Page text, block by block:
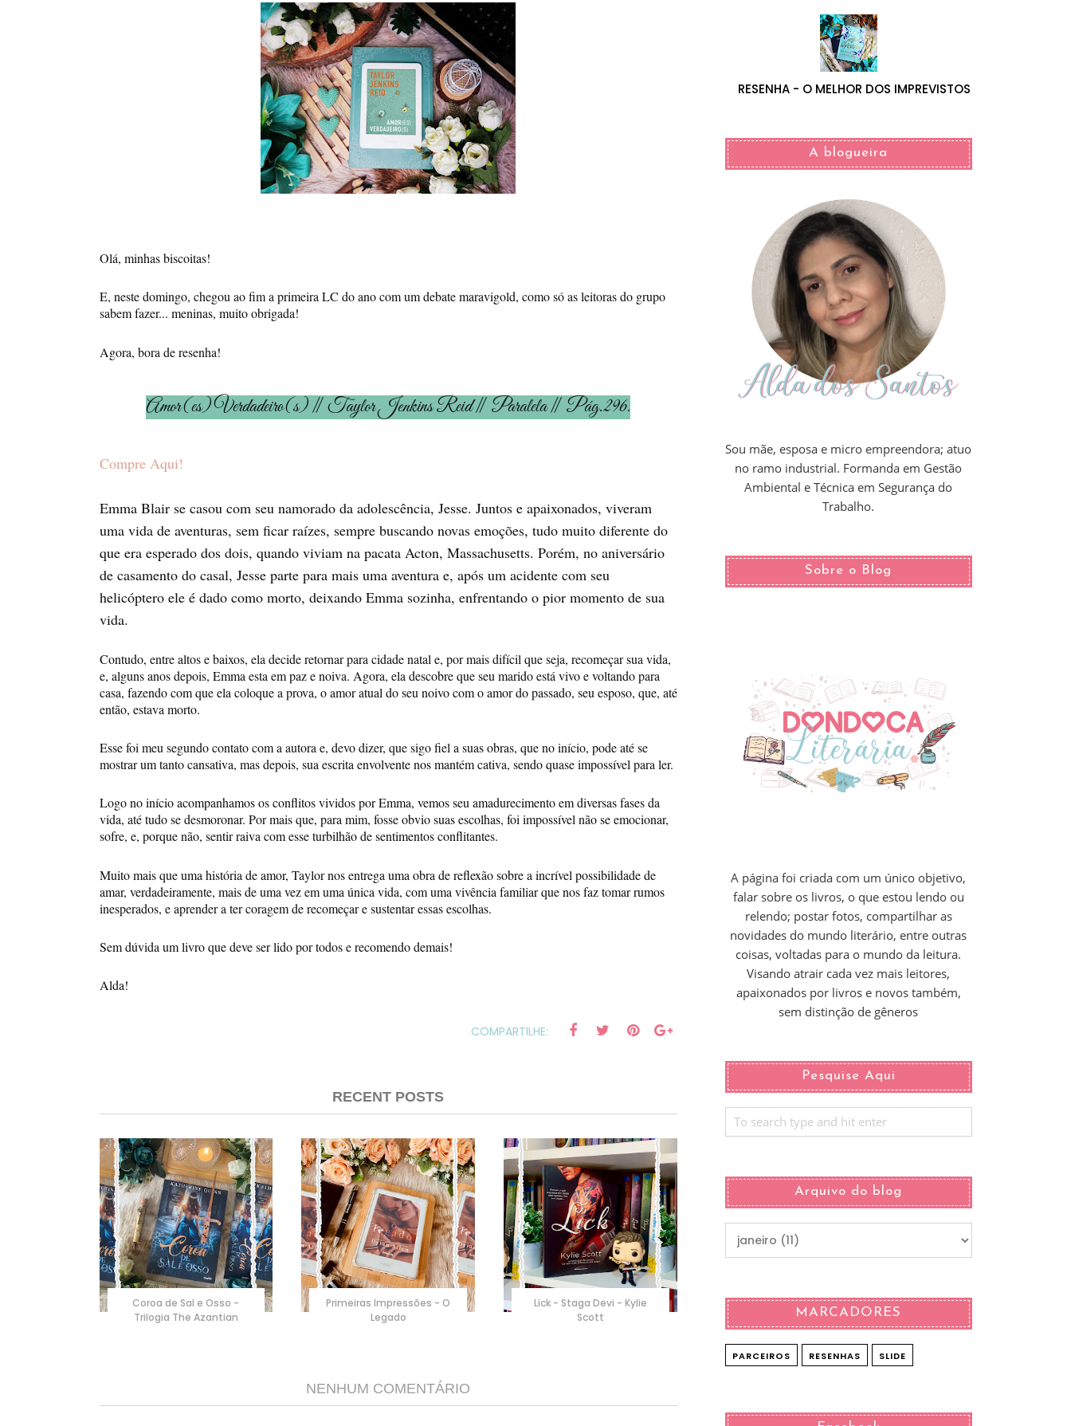
Olá, minhas biscoitas!
E, neste domingo, chegou ao fim a primeira LC do ano com um debate maravigold, como só as leitoras do grupo
sabem fazer... meninas, muito obrigada!
Agora, bora de resenha!
Amor(es) Verdadeiro(s) ǁ Taylor Jenkins Reid ǁ Paralela ǁ Pág.296.
Compre Aqui!
Emma Blair se casou com seu namorado da adolescência, Jesse. Juntos e apaixonados, viveram
uma vida de aventuras, sem ficar raízes, sempre buscando novas emoções, tudo muito diferente do
que era esperado dos dois, quando viviam na pacata Acton, Massachusetts. Porém, no aniversário
de casamento do casal, Jesse parte para mais uma aventura e, após um acidente com seu
helicóptero ele é dado como morto, deixando Emma sozinha, enfrentando o pior momento de sua
vida.
Contudo, entre altos e baixos, ela decide retornar para cidade natal e, por mais difícil que seja, recomeçar sua vida,
e, alguns anos depois, Emma esta em paz e noiva. Agora, ela descobre que seu marido está vivo e voltando para
casa, fazendo com que ela coloque a prova, o amor atual do seu noivo com o amor do passado, seu esposo, que, até
então, estava morto.
Esse foi meu segundo contato com a autora e, devo dizer, que sigo fiel a suas obras, que no início, pode até se
mostrar um tanto cansativa, mas depois, sua escrita envolvente nos mantém cativa, sendo quase impossível para ler.
Logo no início acompanhamos os conflitos vividos por Emma, vemos seu amadurecimento em diversas fases da
vida, até tudo se desmoronar. Por mais que, para mim, fosse obvio suas escolhas, foi impossível não se emocionar,
sofre, e, porque não, sentir raiva com esse turbilhão de sentimentos conflitantes.
Muito mais que uma história de amor, Taylor nos entrega uma obra de reflexão sobre a incrível possibilidade de
amar, verdadeiramente, mais de uma vez em uma única vida, com uma vivência familiar que nos faz tomar rumos
inesperados, e aprender a ter coragem de recomeçar e sustentar essas escolhas.
Sem dúvida um livro que deve ser lido por todos e recomendo demais!
Alda!
COMPARTILHE:
RECENT POSTS
Coroa de Sal e Osso -
Trilogia The Azantian
Primeiras Impressões - O
Legado
Lick - Staga Devi - Kylie
Scott
NENHUM COMENTÁRIO
RESENHA - O MELHOR DOS IMPREVISTOS
A blogueira
Sou mãe, esposa e micro empreendora; atuo
no ramo industrial. Formanda em Gestão
Ambiental e Técnica em Segurança do
Trabalho.
Sobre o Blog
A página foi criada com um único objetivo,
falar sobre os livros, o que estou lendo ou
relendo; postar fotos, compartilhar as
novidades do mundo literário, entre outras
coisas, voltadas para o mundo da leitura.
Visando atrair cada vez mais leitores,
apaixonados por livros e novos também,
sem distinção de gêneros
Pesquise Aqui
Arquivo do blog
MARCADORES
PARCEIROS RESENHAS SLIDE